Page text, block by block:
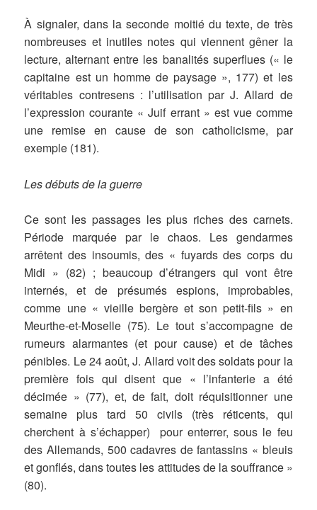
À signaler, dans la seconde moitié du texte, de très
nombreuses et inutiles notes qui viennent gêner la
lecture, alternant entre les banalités superflues (« le
capitaine est un homme de paysage », 177) et les
véritables contresens : l’utilisation par J. Allard de
l’expression courante « Juif errant » est vue comme
une remise en cause de son catholicisme, par
exemple (181).
Les débuts de la guerre
Ce sont les passages les plus riches des carnets.
Période marquée par le chaos. Les gendarmes
arrêtent des insoumis, des « fuyards des corps du
Midi » (82) ; beaucoup d’étrangers qui vont être
internés, et de présumés espions, improbables,
comme une « vieille bergère et son petit-fils » en
Meurthe-et-Moselle (75). Le tout s’accompagne de
rumeurs alarmantes (et pour cause) et de tâches
pénibles. Le 24 août, J. Allard voit des soldats pour la
première fois qui disent que « l’infanterie a été
décimée » (77), et, de fait, doit réquisitionner une
semaine plus tard 50 civils (très réticents, qui
cherchent à s’échapper) pour enterrer, sous le feu
des Allemands, 500 cadavres de fantassins « bleuis
et gonflés, dans toutes les attitudes de la souffrance »
(80).